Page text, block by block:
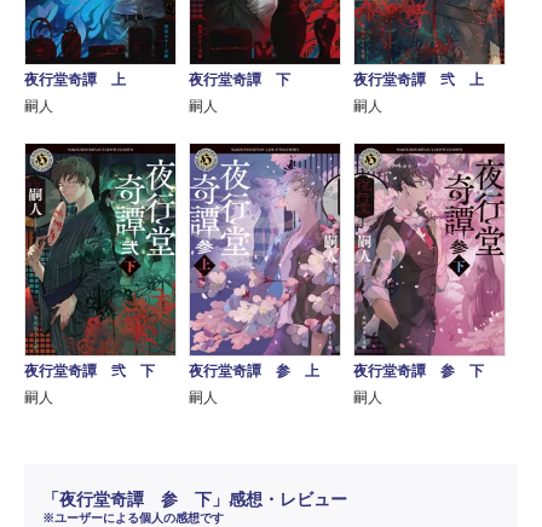
夜行堂奇譚 上
嗣人
夜行堂奇譚 下
嗣人
夜行堂奇譚 弐 上
嗣人
夜行堂奇譚 弐 下
嗣人
夜行堂奇譚 参 上
嗣人
夜行堂奇譚 参 下
嗣人
「夜行堂奇譚 参 下」感想・レビュー
※ユーザーによる個人の感想です